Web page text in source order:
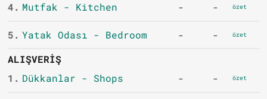
4. Mutfak - Kitchen - - özet
5. Yatak Odası - Bedroom - - özet
ALIŞVERIŞ
1. Dükkanlar - Shops - - özet